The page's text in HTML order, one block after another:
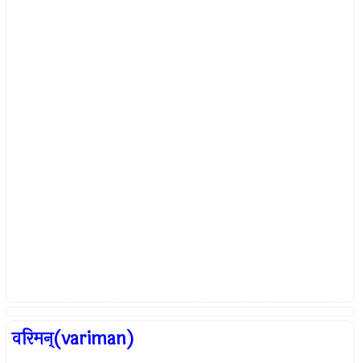
वरिमन्(variman)